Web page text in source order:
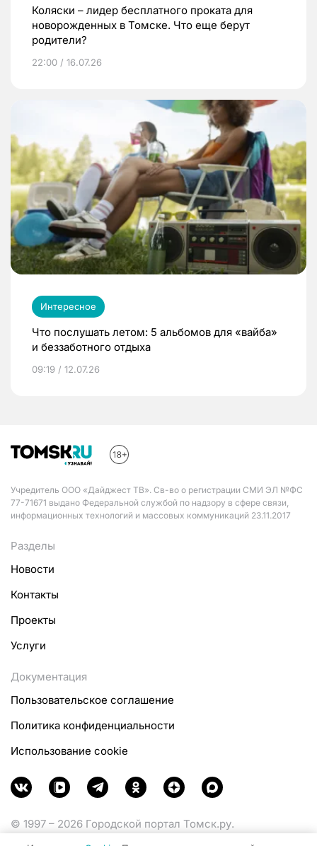
Коляски – лидер бесплатного проката для
новорожденных в Томске. Что еще берут
родители?
22:00 / 16.07.26
Интересное
Что послушать летом: 5 альбомов для «вайба»
и беззаботного отдыха
09:19 / 12.07.26
Учредитель ООО «Дайджест ТВ». Св-во о регистрации СМИ ЭЛ №ФС
77-71671 выдано Федеральной службой по надзору в сфере связи,
информационных технологий и массовых коммуникаций 23.11.2017
Разделы
Новости
Контакты
Проекты
Услуги
Документация
Пользовательское соглашение
Политика конфиденциальности
Использование cookie
© 1997 – 2026 Городской портал Томск.ру.